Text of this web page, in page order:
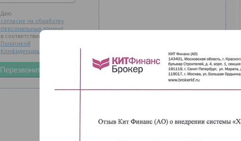
Даю
согласие на обработку
персональных данных
в соответствии с
Политикой
Конфиденциальности
Перезвоните мне
Кит Финанс (АО) осуществляет
консультированию, по